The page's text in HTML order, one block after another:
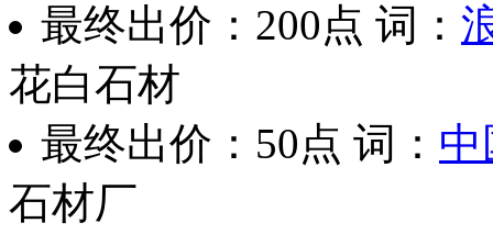
最终出价： 200点 词：
花白石材
最终出价： 50点 词： 中
石材厂